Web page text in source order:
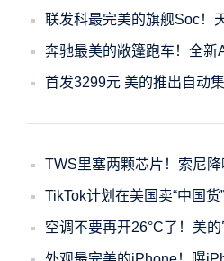
联发科最完美的旗舰Soc！
奔驰最美的敞篷跑车！全
首发3299元 美的推出自动
TWS里塞两颗芯片！索尼
TikTok计划在美国卖“中国货
空调不要再开26°C了！美